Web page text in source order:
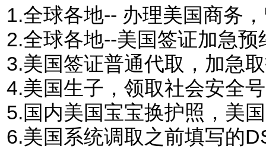
1.全球各地-- 办理美国商务
2.全球各地--美国签证加急预
3.美国签证普通代取，加急
4.美国生子，领取社会安全
5.国内美国宝宝换护照，美
6.美国系统调取之前填写的